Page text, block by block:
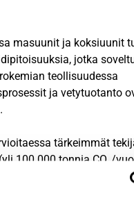
masuunit ja koksiuunit
jotka
teollisuudessa
ja vetytuotanto
tärkeimmät
100 000 tonnia CO₂/
käyttöaste (yli 8 000
tai